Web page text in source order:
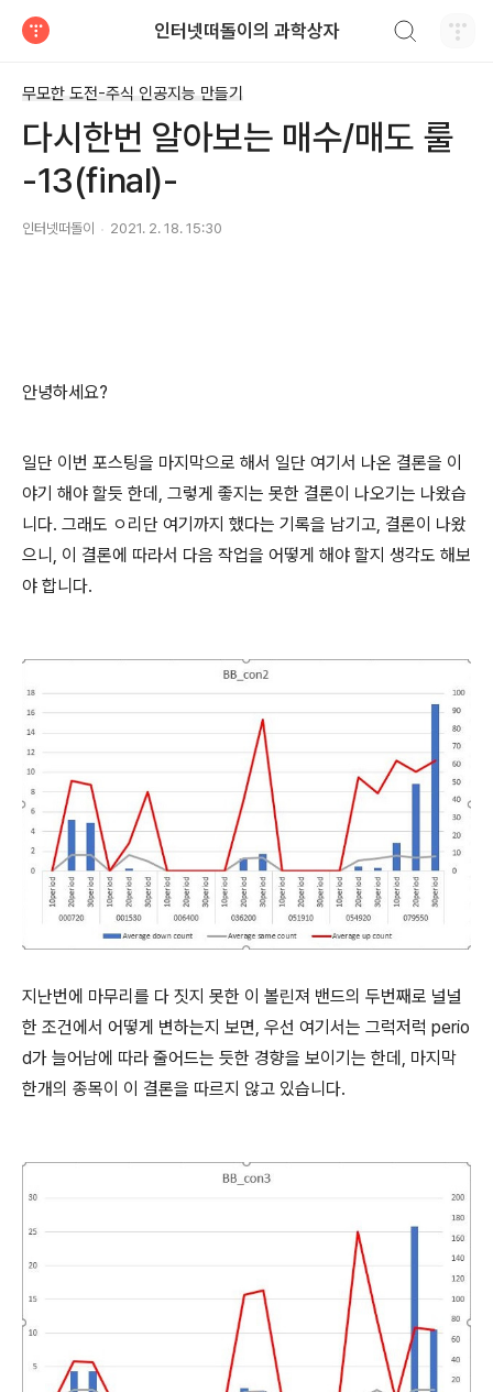
인터넷떠돌이의 과학상자
무모한 도전-주식 인공지능 만들기
다시한번 알아보는 매수/매도 룰
-13(final)-
인터넷떠돌이 2021. 2. 18. 15:30
안녕하세요?
일단 이번 포스팅을 마지막으로 해서 일단 여기서 나온 결론을 이
야기 해야 할듯 한데, 그렇게 좋지는 못한 결론이 나오기는 나왔습
니다. 그래도 ㅇ리단 여기까지 했다는 기록을 남기고, 결론이 나왔
으니, 이 결론에 따라서 다음 작업을 어떻게 해야 할지 생각도 해보
야 합니다.
지난번에 마무리를 다 짓지 못한 이 볼린져 밴드의 두번째로 널널
한 조건에서 어떻게 변하는지 보면, 우선 여기서는 그럭저럭 perio
d가 늘어남에 따라 줄어드는 듯한 경향을 보이기는 한데, 마지막
한개의 종목이 이 결론을 따르지 않고 있습니다.